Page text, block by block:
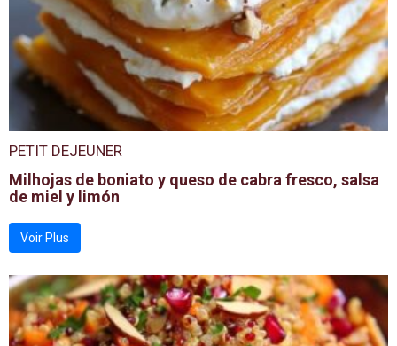
PETIT DEJEUNER
Milhojas de boniato y queso de cabra fresco, salsa
de miel y limón
Voir Plus